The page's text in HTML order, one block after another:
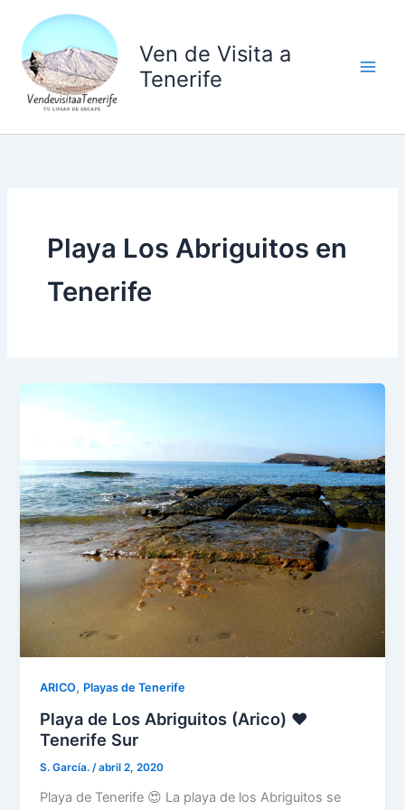
contenido
Ven de Visita a
Tenerife
Playa Los Abriguitos en
Tenerife
ARICO, Playas de Tenerife
Playa de Los Abriguitos (Arico) ❤️
Tenerife Sur
S. García./abril 2, 2020
Playa de Tenerife 😍 La playa de los Abriguitos se